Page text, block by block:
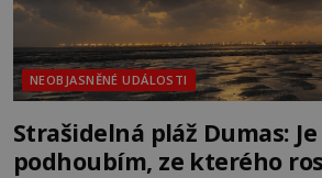
NEOBJASNĚNÉ UDÁLOSTI
Strašidelná pláž Dumas:
podhoubím, ze kterého